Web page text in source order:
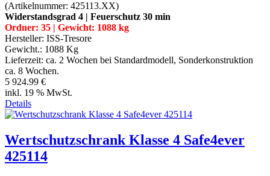
(Artikelnummer: 425113.XX)
Widerstandsgrad 4 | Feuerschutz 30 min
Ordner: 35 | Gewicht: 1088 kg
Hersteller: ISS-Tresore
Gewicht.: 1088 Kg
Lieferzeit: ca. 2 Wochen bei Standardmodell, Sonderkonstruktion
ca. 8 Wochen.
5 924.99 €
inkl. 19 % MwSt.
Details
Wertschutzschrank Klasse 4 Safe4ever
425114